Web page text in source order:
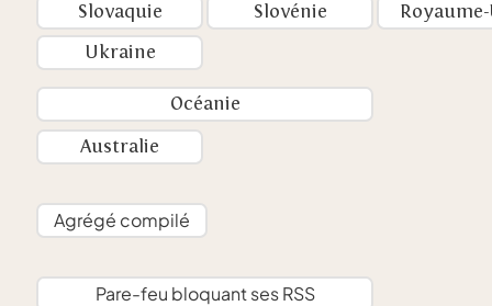
Slovaquie
Slovénie
Ukraine
Océanie
Australie
Agrégé compilé
Pare-feu bloquant ses RSS